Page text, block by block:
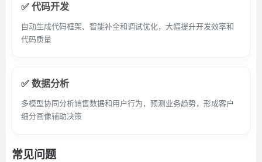
✅ 代码开发
自动生成代码框架、智能补全和调试优化，大幅提升开发效率和
代码质量
✅ 数据分析
多模型协同分析销售数据和用户行为，预测业务趋势，形成客户
细分画像辅助决策
常见问题